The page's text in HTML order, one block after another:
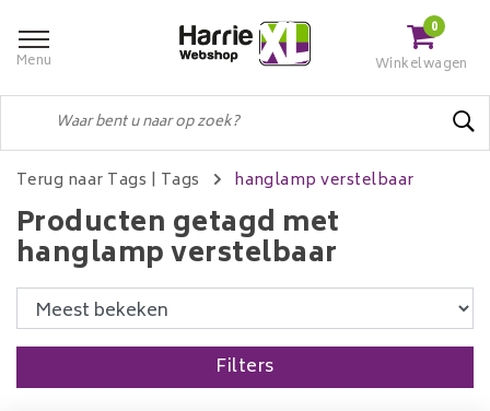
Menu
0
Winkelwagen
Terug naar Tags | Tags hanglamp verstelbaar
Producten getagd met
hanglamp verstelbaar
Filters